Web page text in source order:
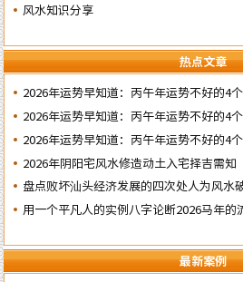
风水知识分享
热点文章
2026年运势早知道：丙午年运势不好的4
日
2026年运势早知道：丙午年运势不好的4
日
2026年运势早知道：丙午年运势不好的4
子’ 日
2026年阴阳宅风水修造动土入宅择吉需知
盘点败坏汕头经济发展的四次处人为风水
用一个平凡人的实例八字论断2026马年的
最新案例